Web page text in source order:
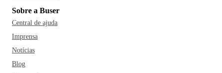
Sobre a Buser
Central de ajuda
Imprensa
Notícias
Blog